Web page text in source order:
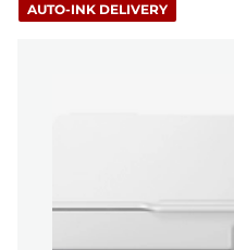
AUTO-INK DELIVERY